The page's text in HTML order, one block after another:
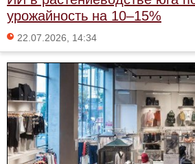
урожайность на 10–15%
22.07.2026, 14:34